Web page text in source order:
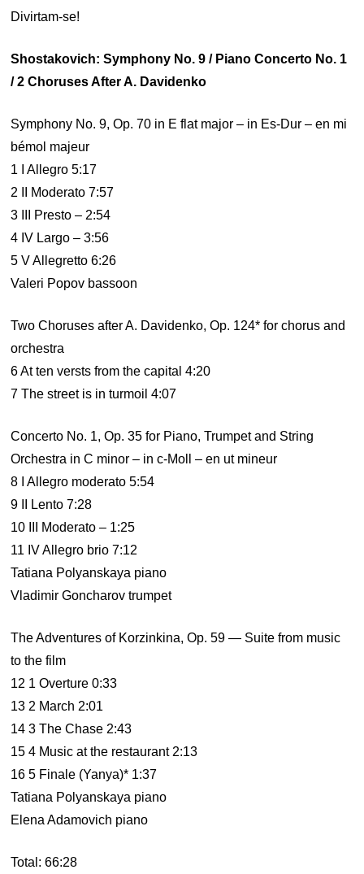
Divirtam-se!
Shostakovich: Symphony No. 9 / Piano Concerto No. 1
/ 2 Choruses After A. Davidenko
Symphony No. 9, Op. 70 in E flat major – in Es-Dur – en mi
bémol majeur
1 I Allegro 5:17
2 II Moderato 7:57
3 III Presto – 2:54
4 IV Largo – 3:56
5 V Allegretto 6:26
Valeri Popov bassoon
Two Choruses after A. Davidenko, Op. 124* for chorus and
orchestra
6 At ten versts from the capital 4:20
7 The street is in turmoil 4:07
Concerto No. 1, Op. 35 for Piano, Trumpet and String
Orchestra in C minor – in c-Moll – en ut mineur
8 I Allegro moderato 5:54
9 II Lento 7:28
10 III Moderato – 1:25
11 IV Allegro brio 7:12
Tatiana Polyanskaya piano
Vladimir Goncharov trumpet
The Adventures of Korzinkina, Op. 59 — Suite from music
to the film
12 1 Overture 0:33
13 2 March 2:01
14 3 The Chase 2:43
15 4 Music at the restaurant 2:13
16 5 Finale (Yanya)* 1:37
Tatiana Polyanskaya piano
Elena Adamovich piano
Total: 66:28